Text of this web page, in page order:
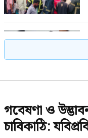
গবেষণা ও
চাবিকাঠি: